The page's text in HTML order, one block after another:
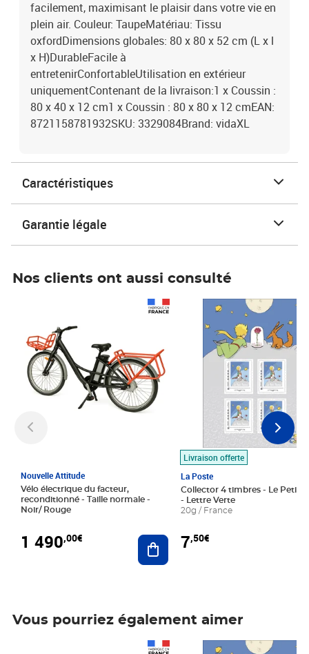
facilement, maximisant le plaisir dans votre vie en
plein air. Couleur: TaupeMatériau: Tissu
oxfordDimensions globales: 80 x 80 x 52 cm (L x l
x H)DurableFacile à
entretenirConfortableUtilisation en extérieur
uniquementContenant de la livraison:1 x Coussin :
80 x 40 x 12 cm1 x Coussin : 80 x 80 x 12 cmEAN:
8721158781932SKU: 3329084Brand: vidaXL
Caractéristiques
Garantie légale
Nos clients ont aussi consulté
Nouvelle Attitude
Vélo électrique du facteur,
reconditionné - Taille normale -
Noir/ Rouge
1 490,00€ Ajouter au panier
Livraison offerte
La Poste
Collector 4 timbres - Le Petit
- Lettre Verte
20g / France
7,50€
Prix 7,50€
Vous pourriez également aimer
Prix 7,50€